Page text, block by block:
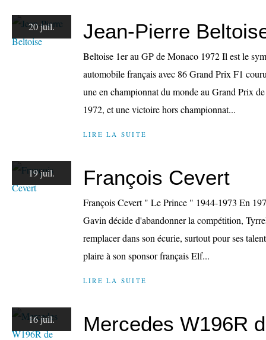
20 juil. Jean-Pierre
Beltoise 1er au GP de Monaco 1972 Il est le
automobile français avec 86 Grand Prix F1
une en championnat du monde au Grand Prix
1972, et une victoire hors championnat...
LIRE LA SUITE
19 juil. François Cevert
François Cevert " Le Prince " 1944-1973 En
Gavin décide d'abandonner la compétition,
remplacer dans son écurie, surtout pour ses
plaire à son sponsor français Elf...
LIRE LA SUITE
16 juil.
Mercedes W196R